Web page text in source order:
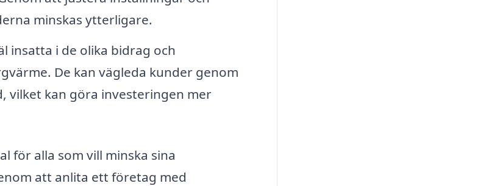
minskas ytterligare.
insatta i de olika bidrag och
De kan vägleda kunder genom
vilket kan göra investeringen mer
för alla som vill minska sina
att anlita ett företag med